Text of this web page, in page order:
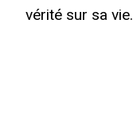
vérité sur sa vie.